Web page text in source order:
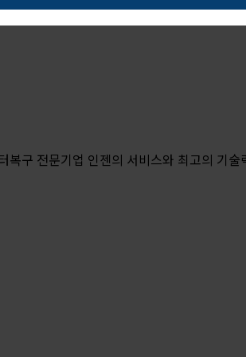
구 전문기업 인젠의 서비스와 최고의 기술